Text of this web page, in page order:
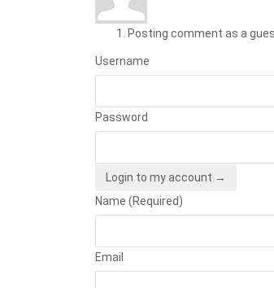
Posting comment as a
Username
Password
Login to my account →
Name (Required)
Email